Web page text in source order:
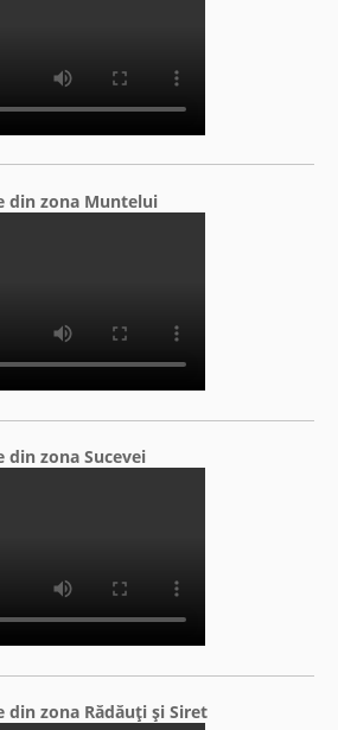
din zona Muntelui
din zona Sucevei
din zona Rădăuţi şi Siret